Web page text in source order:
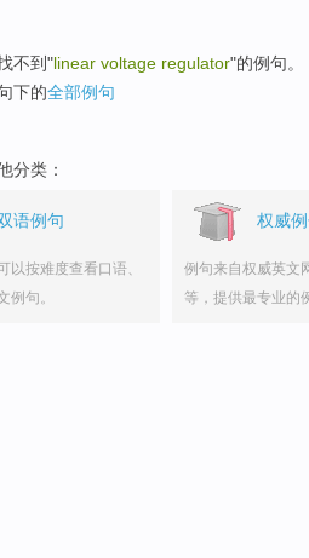
不到"linear voltage regulator"的例句。
下的全部例句
分类：
语例句
以按难度查看口语、
例句。
权威
例句来自权威英文
等，提供最专业的